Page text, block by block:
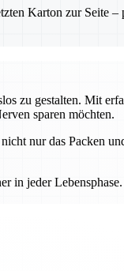
Karton zur Seite
zu gestalten. Mit
sparen möchten.
nur das Packen
in jeder